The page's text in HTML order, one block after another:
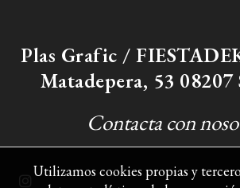
Plas Grafic /
Matadepera, 53 08207
Contacta con
Utilizamos cookies propias y